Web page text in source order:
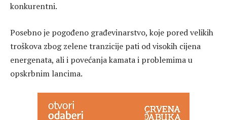
konkurentni.
Posebno je pogođeno građevinarstvo, koje pored velikih
troškova zbog zelene tranzicije pati od visokih cijena
energenata, ali i povećanja kamata i problemima u
opskrbnim lancima.